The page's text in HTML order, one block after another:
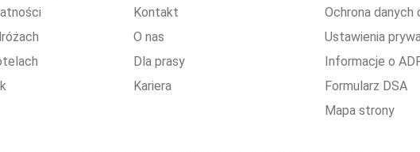
Kontakt
O nas
Dla prasy
Kariera
Ochrona danych
Ustawienia
Informacje o
Formularz DSA
Mapa strony